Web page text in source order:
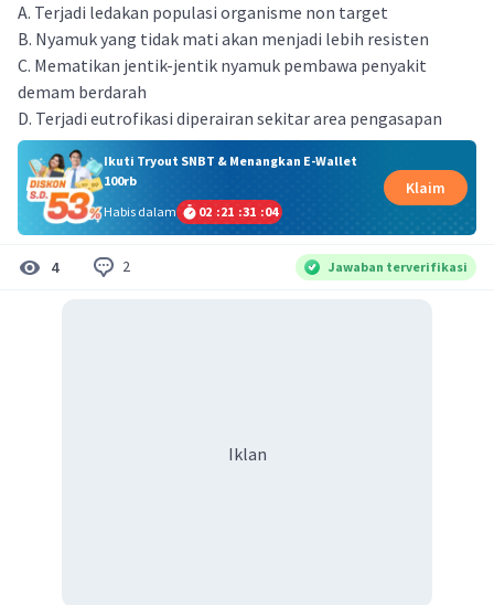
A. Terjadi ledakan populasi organisme non target
B. Nyamuk yang tidak mati akan menjadi lebih resisten
C. Mematikan jentik-jentik nyamuk pembawa penyakit
demam berdarah
D. Terjadi eutrofikasi diperairan sekitar area pengasapan
Ikuti Tryout SNBT & Menangkan E-Wallet
100rb
Habis dalam
02 :21 :31 :04
Klaim
4 2 Jawaban terverifikasi
Iklan